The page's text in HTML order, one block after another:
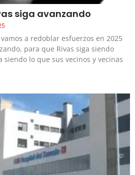
siga avanzando
a redoblar esfuerzos en 2025
para que Rivas siga siendo
siendo lo que sus vecinos y vecinas